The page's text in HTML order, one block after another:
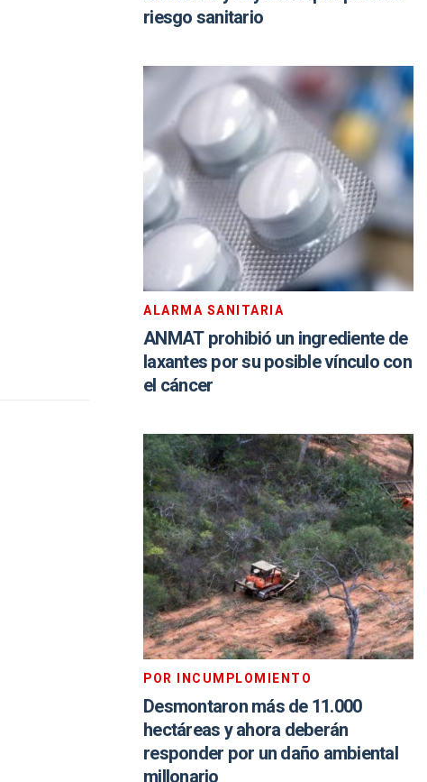
riesgo sanitario
ALARMA SANITARIA
ANMAT prohibió un ingrediente de
laxantes por su posible vínculo con
el cáncer
POR INCUMPLOMIENTO
Desmontaron más de 11.000
hectáreas y ahora deberán
responder por un daño ambiental